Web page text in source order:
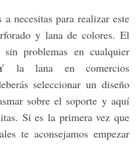
necesitas para realizar este
y lana de colores. El
problemas en cualquier
la lana en comercios
seleccionar un diseño
sobre el soporte y aquí
Si es la primera vez que
te aconsejamos empezar